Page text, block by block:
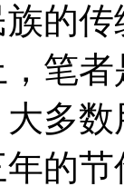
的
笔
多
的